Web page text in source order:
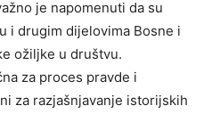
je napomenuti da su
i drugim dijelovima Bosne i
ožiljke u društvu.
za proces pravde i
za razjašnjavanje istorijskih